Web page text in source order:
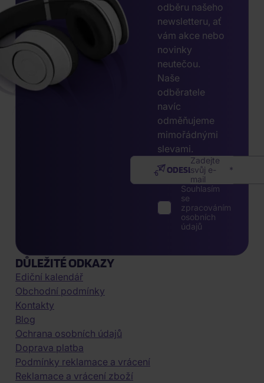
odběru našeho
newsletteru, ať
vám akce nebo
novinky
neutečou.
Naše
odběratele
navíc
odměňujeme
mimořádnými
slevami.
Zadejte
svůj e-
mail
ODESLAT
Souhlasím
se
zpracováním
osobních
údajů
DŮLEŽITÉ ODKAZY
Ediční kalendář
Obchodní podmínky
Kontakty
Blog
Ochrana osobních údajů
Doprava platba
Podmínky reklamace a vrácení
Reklamace a vrácení zboží